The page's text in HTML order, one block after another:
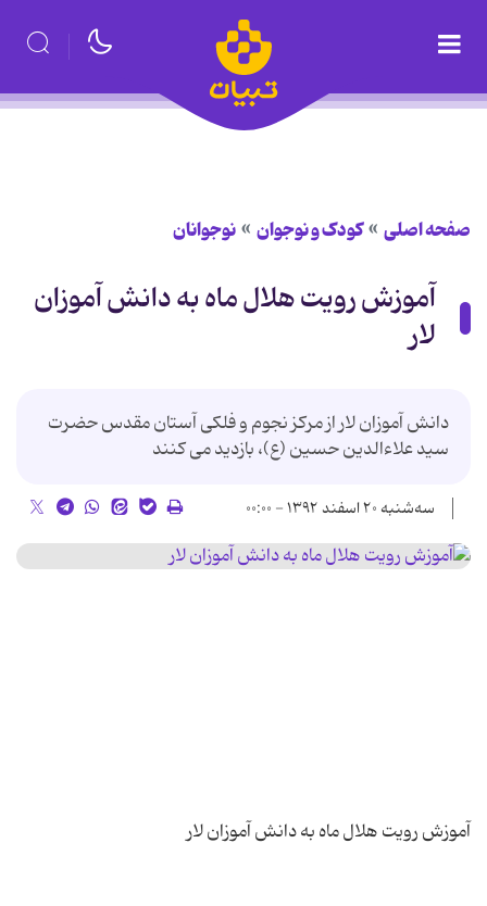
صفحه اصلی کودک و نوجوان نوجوانان
آموزش رویت هلال ماه به دانش آموزان
لار
دانش آموزان لار از مركز نجوم و فلكی آستان مقدس حضرت
سید علاءالدین حسین (ع)، بازدید می كنند
سه‌شنبه ۲۰ اسفند ۱۳۹۲ - ۰۰:۰۰